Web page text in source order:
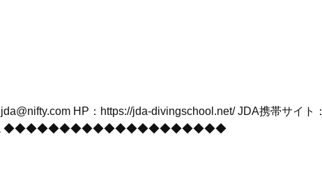
HP：https://jda-divingschool.net/ JDA携帯サイト：
diving.jda ◆◆◆◆◆◆◆◆◆◆◆◆◆◆◆◆◆◆◆◆